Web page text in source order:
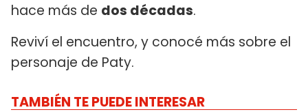
hace más de dos décadas.
Reviví el encuentro, y conocé más sobre el
personaje de Paty.
TAMBIÉN TE PUEDE INTERESAR